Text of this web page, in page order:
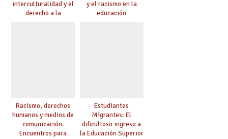
interculturalidad y el
derecho a la
y el racismo en la
educación
Racismo, derechos
humanos y medios de
comunicación.
Encuentros para
Estudiantes
Migrantes: El
dificultoso ingreso a
la Educación Superior